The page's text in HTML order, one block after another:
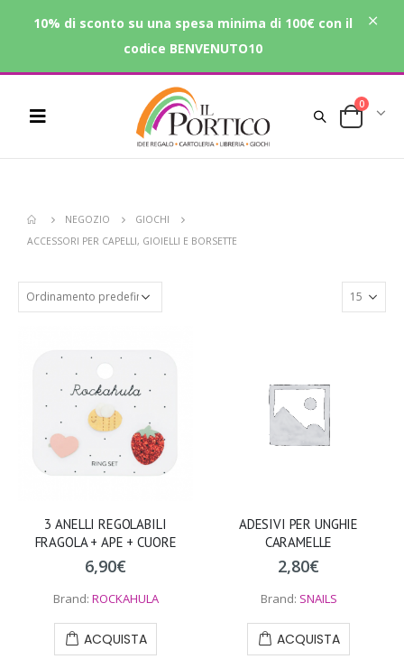
0
NEGOZIO
GIOCHI
ACCESSORI PER CAPELLI, GIOIELLI E BORSETTE
3 ANELLI REGOLABILI
FRAGOLA + APE + CUORE
6,90€
Brand: ROCKAHULA
ACQUISTA
ADESIVI PER UNGHIE
CARAMELLE
2,80€
Brand: SNAILS
ACQUISTA
10% di sconto su una spesa minima di 100€ con il
codice BENVENUTO10